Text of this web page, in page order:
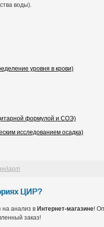
воды).
уровня в крови)
формулой и СОЭ)
исследованием осадка)
ЦИР?
на анализ в Интернет-магазине!
заказ!